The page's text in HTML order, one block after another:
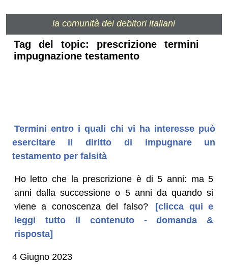
la comunità dei debitori italiani
Tag del topic: prescrizione termini
impugnazione testamento
Termini entro i quali chi vi ha interesse può
esercitare il diritto di impugnare un
testamento per falsità
Ho letto che la prescrizione è di 5 anni: ma 5
anni dalla successione o 5 anni da quando si
viene a conoscenza del falso?
[clicca qui e
leggi tutto il contenuto - domanda &
risposta]
4 Giugno 2023